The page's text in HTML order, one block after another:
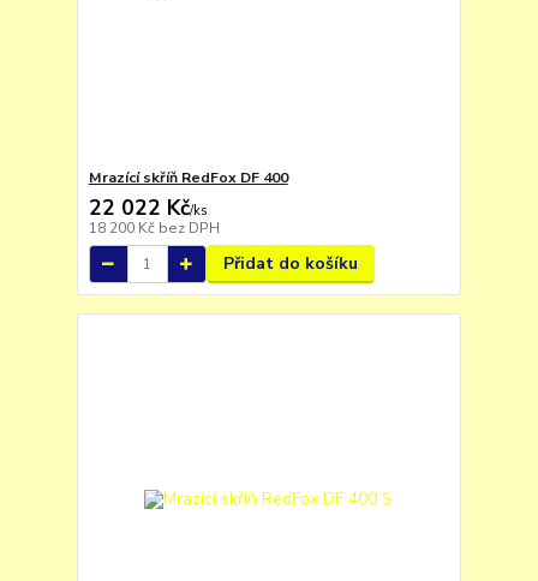
Mrazící skříň RedFox DF 400
22 022 Kč/ks
18 200 Kč bez DPH
Přidat do košíku